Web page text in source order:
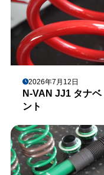
2026年7月12日
N-VAN JJ1 タナ
ント